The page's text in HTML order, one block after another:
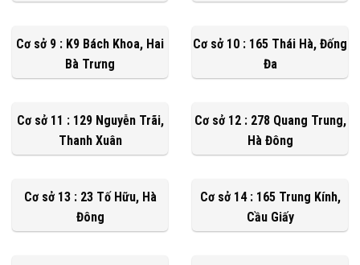
Cơ sở 9 : K9 Bách Khoa, Hai
Bà Trưng
Cơ sở 10 : 165 Thái Hà, Đống
Đa
Cơ sở 11 : 129 Nguyễn Trãi,
Thanh Xuân
Cơ sở 12 : 278 Quang Trung,
Hà Đông
Cơ sở 13 : 23 Tố Hữu, Hà
Đông
Cơ sở 14 : 165 Trung Kính,
Cầu Giấy